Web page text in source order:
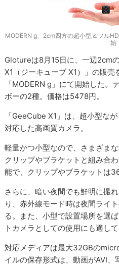
MODERN g、2cm四方の超小型＆フル
始
Glotureは8月15日に、一辺2cm
X1（ジーキューブ X1）」の販売
「MODERN g」にて開始した。
ボーの2種。価格は5478円。
「GeeCube X1」は、超小型な
対応した高画質カメラ。
軽量かつ小型なので、さまざま
クリップやブラケットと組み合
能で、クリップやブラケットは
さらに、暗い夜間でも鮮明に撮
り、赤外線モード時は夜間ライ
る。また、小型で設置場所を選
トカメラとしての使用にも適して
対応メディアは最大32GBの
イルの保存形式は、動画がAVI